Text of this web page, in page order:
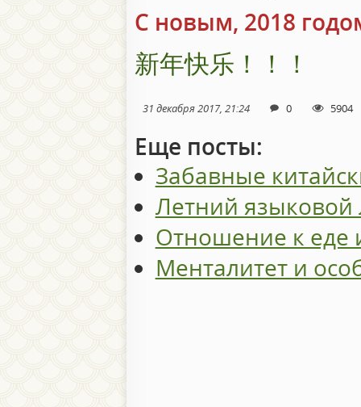
С новым, 2018
新年快乐！！！
31 декабря 2017, 21:24 0 5904
Еще посты:
Забавные
Летний языковой
Отношение к еде
Менталитет и